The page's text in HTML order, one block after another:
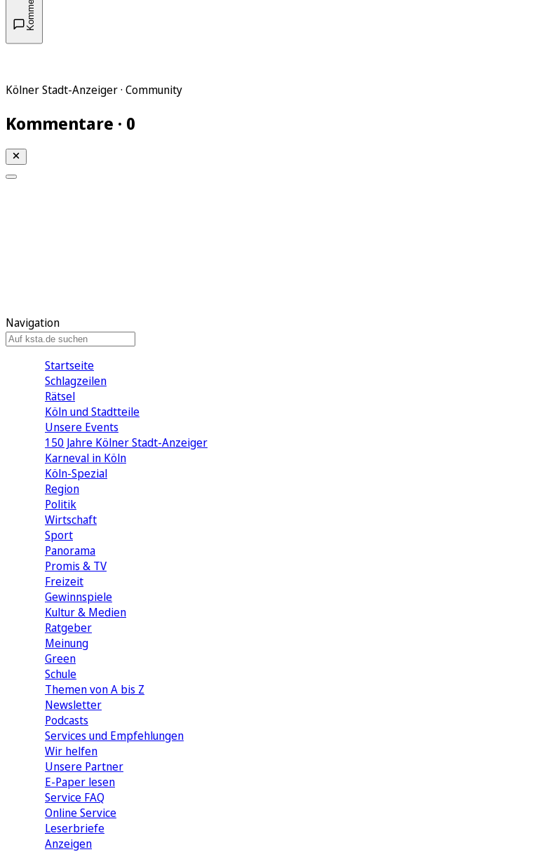
Kölner Stadt-Anzeiger · Community
Kommentare · 0
Navigation
Startseite
Schlagzeilen
Rätsel
Köln und Stadtteile
Unsere Events
150 Jahre Kölner Stadt-Anzeiger
Karneval in Köln
Köln-Spezial
Region
Politik
Wirtschaft
Sport
Panorama
Promis & TV
Freizeit
Gewinnspiele
Kultur & Medien
Ratgeber
Meinung
Green
Schule
Themen von A bis Z
Newsletter
Podcasts
Services und Empfehlungen
Wir helfen
Unsere Partner
E-Paper lesen
Service FAQ
Online Service
Leserbriefe
Anzeigen